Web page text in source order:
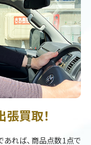
買取！
あれば、商品点数1点で